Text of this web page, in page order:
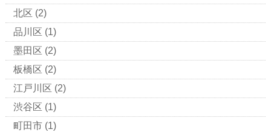
北区 (2)
品川区 (1)
墨田区 (2)
板橋区 (2)
江戸川区 (2)
渋谷区 (1)
町田市 (1)